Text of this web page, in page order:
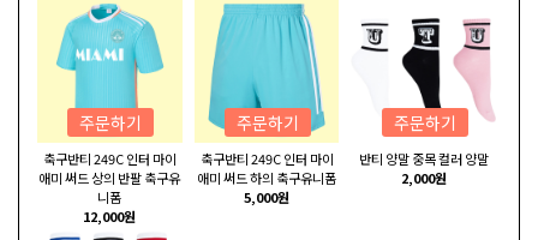
주문하기
축구반티 249C 인터 마이
애미 써드 상의 반팔 축구유
니폼
12,000원
주문하기
축구반티 249C 인터 마이
애미 써드 하의 축구유니폼
5,000원
주문하기
반티 양말 중목 컬러 양말
2,000원